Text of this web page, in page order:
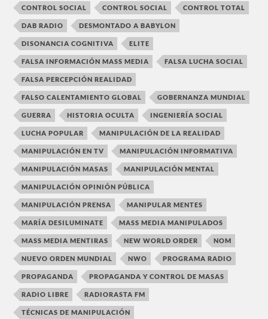
CONTROL SOCIAL CONTROL SOCIAL CONTROL TOTAL
DAB RADIO DESMONTADO A BABYLON
DISONANCIA COGNITIVA ELITE
FALSA INFORMACIÓN MASS MEDIA FALSA LUCHA SOCIAL
FALSA PERCEPCIÓN REALIDAD
FALSO CALENTAMIENTO GLOBAL GOBERNANZA MUNDIAL
GUERRA HISTORIA OCULTA INGENIERÍA SOCIAL
LUCHA POPULAR MANIPULACIÓN DE LA REALIDAD
MANIPULACIÓN EN TV MANIPULACIÓN INFORMATIVA
MANIPULACIÓN MASAS MANIPULACIÓN MENTAL
MANIPULACIÓN OPINIÓN PÚBLICA
MANIPULACIÓN PRENSA MANIPULAR MENTES
MARÍA DESILUMINATE MASS MEDIA MANIPULADOS
MASS MEDIA MENTIRAS NEW WORLD ORDER NOM
NUEVO ORDEN MUNDIAL NWO PROGRAMA RADIO
PROPAGANDA PROPAGANDA Y CONTROL DE MASAS
RADIO LIBRE RADIORASTA FM
TÉCNICAS DE MANIPULACIÓN